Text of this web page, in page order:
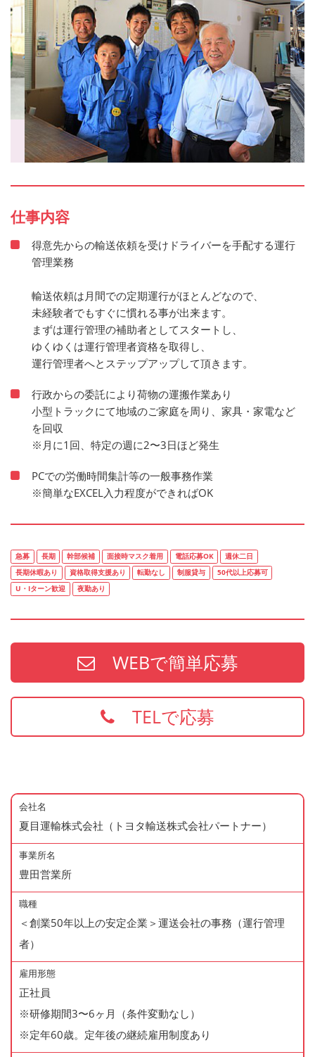
仕事内容
得意先からの輸送依頼を受けドライバーを手配する運行
管理業務
輸送依頼は月間での定期運行がほとんどなので、
未経験者でもすぐに慣れる事が出来ます。
まずは運行管理の補助者としてスタートし、
ゆくゆくは運行管理者資格を取得し、
運行管理者へとステップアップして頂きます。
行政からの委託により荷物の運搬作業あり
小型トラックにて地域のご家庭を周り、家具・家電など
を回収
※月に1回、特定の週に2〜3日ほど発生
PCでの労働時間集計等の一般事務作業
※簡単なEXCEL入力程度ができればOK
急募 長期 幹部候補 面接時マスク着用 電話応募OK
週休二日
長期休暇あり
資格取得支援あり 転勤なし 制服貸与
50代以上応募可
U・Iターン歓迎
夜勤あり
WEBで簡単応募
TELで応募
会社名
夏目運輸株式会社（トヨタ輸送株式会社パートナー）
事業所名
豊田営業所
職種
＜創業50年以上の安定企業＞運送会社の事務（運行管理
者）
雇用形態
正社員
※研修期間3〜6ヶ月（条件変動なし）
※定年60歳。定年後の継続雇用制度あり